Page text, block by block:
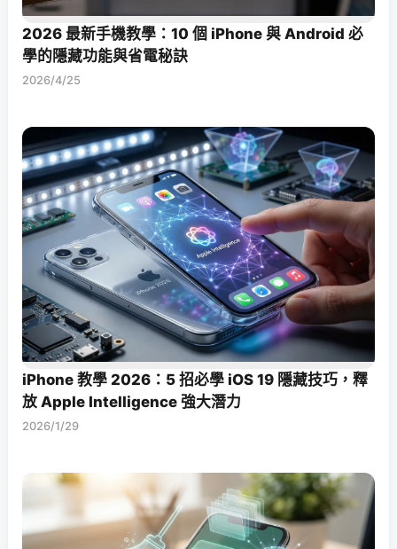
2026 最新手機教學：10 個 iPhone 與 Android 必
學的隱藏功能與省電秘訣
2026/4/25
iPhone 教學 2026：5 招必學 iOS 19 隱藏技巧，釋
放 Apple Intelligence 強大潛力
2026/1/29